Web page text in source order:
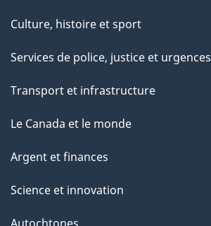
Culture, histoire et sport
Services de police, justice et urgences
Transport et infrastructure
Le Canada et le monde
Argent et finances
Science et innovation